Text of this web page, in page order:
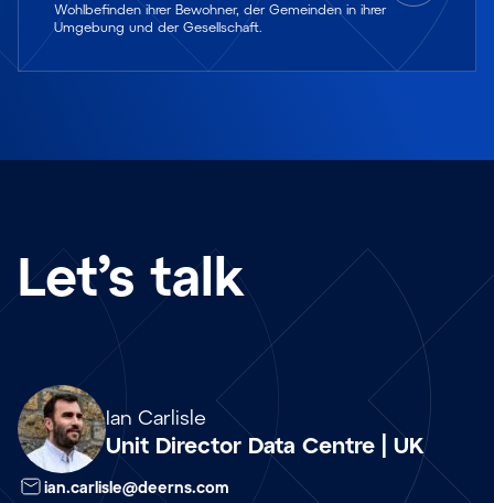
Wohlbefinden ihrer Bewohner, der Gemeinden in ihrer
Umgebung und der Gesellschaft.
Let’s talk
Ian Carlisle
Unit Director Data Centre | UK
Array
ian.carlisle@deerns.com